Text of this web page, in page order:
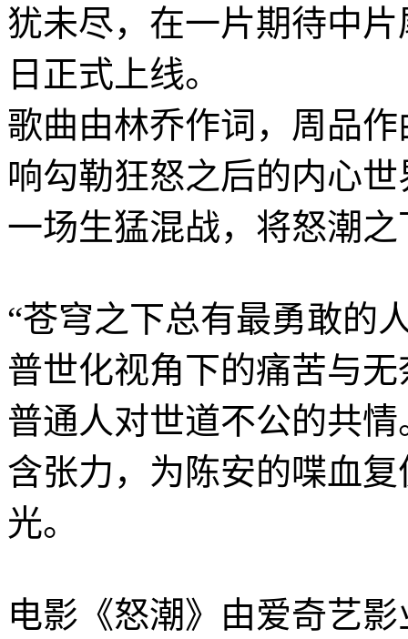
犹未尽，在一片期待中
日正式上线。
歌曲由林乔作词，周品
响勾勒狂怒之后的内心
一场生猛混战，将怒潮
“苍穹之下总有最勇敢的
普世化视角下的痛苦与
普通人对世道不公的共
含张力，为陈安的喋血
光。
电影《怒潮》由爱奇艺